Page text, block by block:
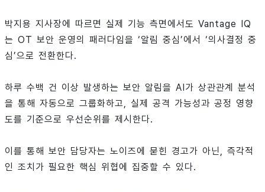
박지용 지사장에 따르면 실제 기능 측면에서도 Vantage IQ
는 OT 보안 운영의 패러다임을 ‘알림 중심’에서 ‘의사결정 중
심’으로 전환한다.
하루 수백 건 이상 발생하는 보안 알림을 AI가 상관관계 분석
을 통해 자동으로 그룹화하고, 실제 공격 가능성과 공정 영향
도를 기준으로 우선순위를 제시한다.
이를 통해 보안 담당자는 노이즈에 묻힌 경고가 아닌, 즉각적
인 조치가 필요한 핵심 위협에 집중할 수 있다.